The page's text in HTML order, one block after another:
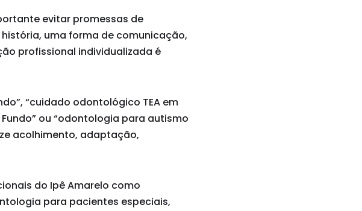
evitar promessas de
uma forma de comunicação,
profissional individualizada é
“cuidado odontológico TEA em
ou “odontologia para autismo
acolhimento, adaptação,
do Ipê Amarelo como
para pacientes especiais,